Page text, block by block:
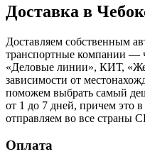
Доставка в
Доставляем собственным
транспортные компании —
«Деловые линии», КИТ,
зависимости от
поможем выбрать самый
от 1 до 7 дней, причем это
отправляем во все страны
Оплата